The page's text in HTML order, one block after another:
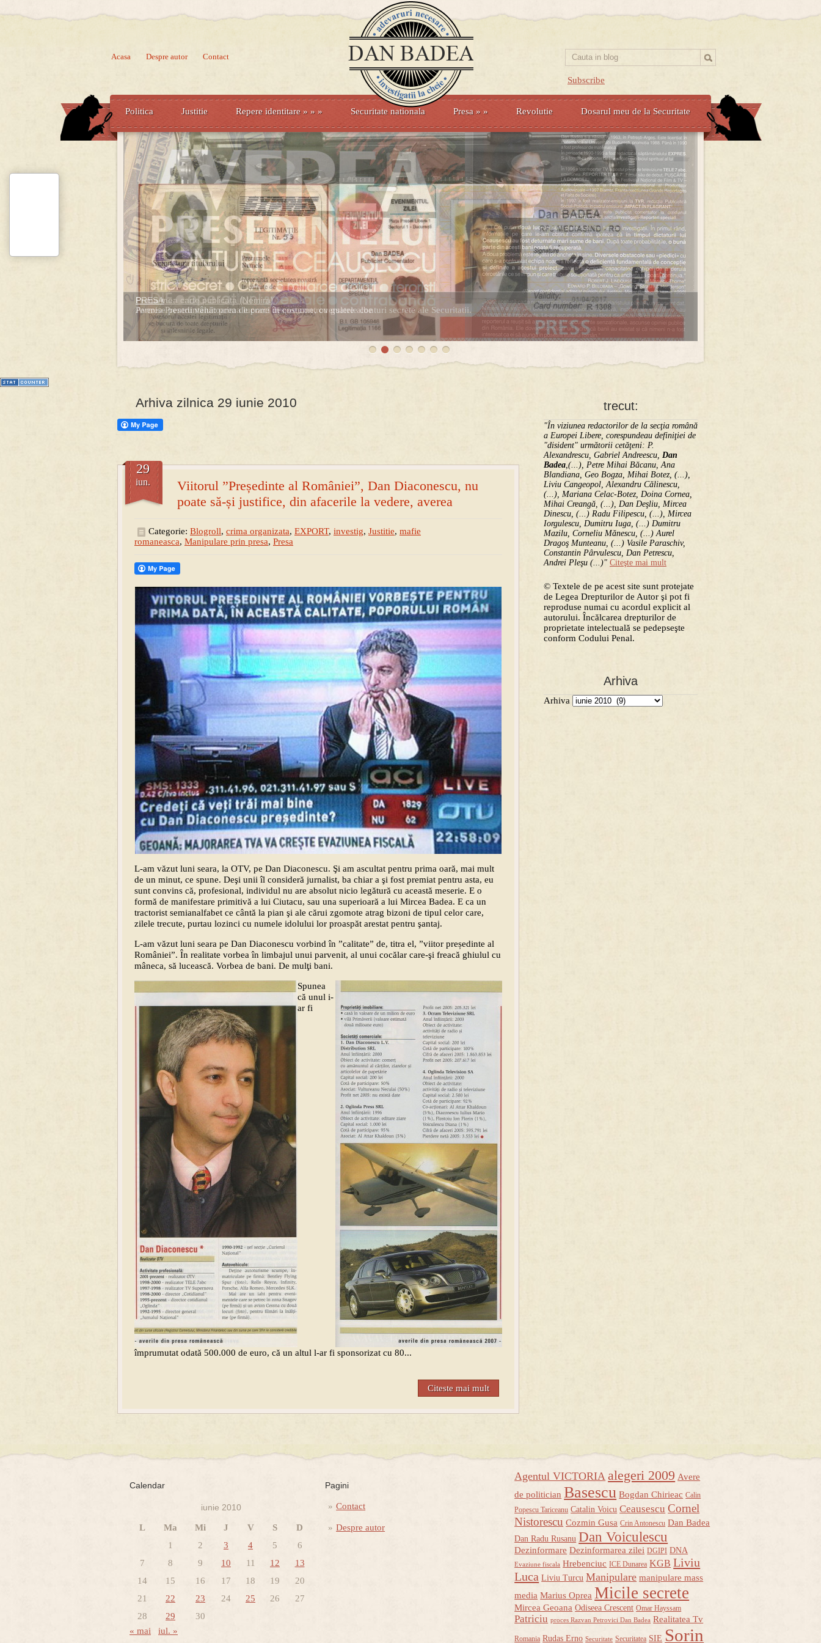
Subscribe
Acasa Despre autor Contact
Politica Justitie Repere identitare » » » Securitate nationala Presa » » Revolutie Dosarul meu de la Securitate
PRESA
Permise pentru vânătoarea de porci în costume, cu gulere albe
Prima mea carte publicata (Nemira)
Averea Presedintelui: prima lucrare despre controversatele conturi secrete ale Securitatii.
trecut:
"În viziunea redactorilor de la secţia română
a Europei Libere, corespundeau definiţiei de
"disident" următorii ce­tă­ţeni: P.
Alexandrescu, Gabriel Andreescu, Dan
Badea,(...), Petre Mihai Băcanu, Ana
Blandiana, Geo Bogza, Mihai Botez, (...),
Liviu Cangeopol, Alexandru Călinescu,
(...), Mariana Celac-Botez, Doina Cornea,
Mihai Creangă, (...), Dan Deşliu, Mircea
Dinescu, (...) Radu Filipescu, (...), Mircea
Iorgulescu, Dumitru Iuga, (...) Dumitru
Mazilu, Corneliu Mănescu, (...) Aurel
Dragoş Munteanu, (...) Vasile Paraschiv,
Constantin Pârvulescu, Dan Petrescu,
Andrei Pleşu (...)" Citeşte mai mult
© Textele de pe acest site sunt protejate
de Legea Drepturilor de Autor şi pot fi
reproduse numai cu acordul explicit al
autorului. Încălcarea drepturilor de
proprietate intelectuală se pedepseşte
conform Codului Penal.
Arhiva
Arhiva
Arhiva zilnica 29 iunie 2010
Viitorul ”Președinte al României”, Dan Diaconescu, nu
poate să-și justifice, din afacerile la vedere, averea
29
iun.
Categorie: Blogroll, crima organizata, EXPORT, investig, Justitie, mafie
romaneasca, Manipulare prin presa, Presa
L-am văzut luni seara, la OTV, pe Dan Diaconescu. Şi am ascultat pentru prima oară, mai mult
de un minut, ce spune. Deşi unii îl consideră jurnalist, ba chiar a şi fost premiat pentru asta, eu
sunt convins că, profesional, individul nu are absolut nicio legătură cu această meserie. E o
formă de manifestare primitivă a lui Ciutacu, sau una superioară a lui Mircea Badea. E ca un
tractorist semianalfabet ce cântă la pian şi ale cărui zgomote atrag bizoni de tipul celor care,
zilele trecute, purtau lozinci cu numele idolului lor proaspăt arestat pentru şantaj.
L-am văzut luni seara pe Dan Diaconescu vorbind în ”calitate” de, titra el, ”viitor președinte al
României”. În realitate vorbea în limbajul unui parvenit, al unui cocălar care-şi freacă ghiulul cu
mâneca, să lucească. Vorbea de bani. De mulţi bani.
Spunea
că unul i-
ar fi
împrumutat odată 500.000 de euro, că un altul l-ar fi sponsorizat cu 80...
Citeste mai mult
Calendar
iunie 2010
L Ma Mi J V S
D
1
2 3 4 5
6
7
8 9 10 11 12
13
14
15 16 17 18 19
20
21
22 23 24 25 26
27
28
29
30
« mai
iul. »
Pagini
Contact
Despre autor
Agentul VICTORIA alegeri 2009 Avere
de politician Basescu Bogdan Chirieac Calin
Popescu Tariceanu Catalin Voicu Ceausescu Cornel
Nistorescu Cozmin Gusa Crin Antonescu Dan Badea
Dan Radu Rusanu Dan Voiculescu
Dezinformare Dezinformarea zilei DGIPI DNA
Evaziune fiscala Hrebenciuc ICE Dunarea KGB Liviu
Luca Liviu Turcu Manipulare manipulare mass
media Marius Oprea Micile secrete
Mircea Geoana Odiseea Crescent Omar Hayssam
Patriciu proces Razvan Petrovici Dan Badea Realitatea Tv
Romania Rudas Erno Securitate Securitatea SIE Sorin